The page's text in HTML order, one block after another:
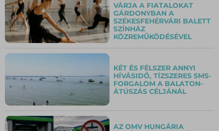
VÁRJA A FIATALOKAT
GÁRDONYBAN A
SZÉKESFEHÉRVÁRI BALETT
SZÍNHÁZ
KÖZREMŰKÖDÉSÉVEL
KÉT ÉS FÉLSZER ANNYI
HÍVÁSIDŐ, TÍZSZERES SMS-
FORGALOM A BALATON-
ÁTÚSZÁS CÉLJÁNÁL
AZ OMV HUNGÁRIA